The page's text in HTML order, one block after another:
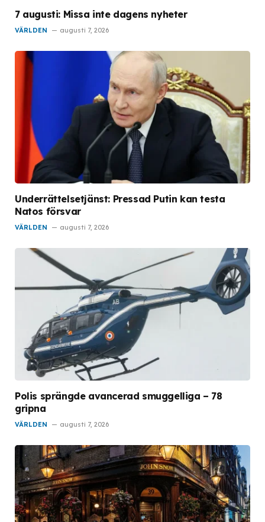
7 augusti: Missa inte dagens nyheter
VÄRLDEN augusti 7, 2026
Underrättelsetjänst: Pressad Putin kan testa
Natos försvar
VÄRLDEN augusti 7, 2026
Polis sprängde avancerad smuggelliga – 78
gripna
VÄRLDEN augusti 7, 2026